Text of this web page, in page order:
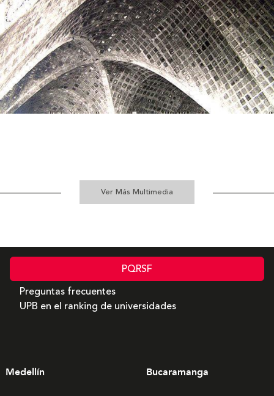
Ver Más Multimedia
PQRSF
Preguntas frecuentes
UPB en el ranking de universidades
Medellín Bucaramanga